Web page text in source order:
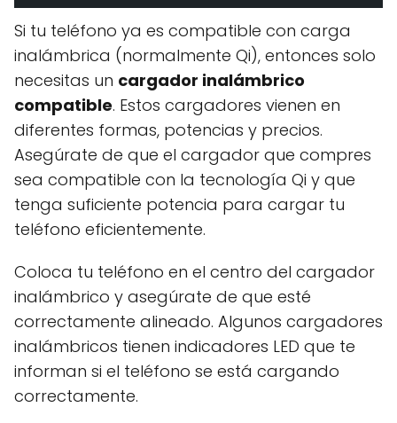
Si tu teléfono ya es compatible con carga
inalámbrica (normalmente Qi), entonces solo
necesitas un cargador inalámbrico
compatible. Estos cargadores vienen en
diferentes formas, potencias y precios.
Asegúrate de que el cargador que compres
sea compatible con la tecnología Qi y que
tenga suficiente potencia para cargar tu
teléfono eficientemente.
Coloca tu teléfono en el centro del cargador
inalámbrico y asegúrate de que esté
correctamente alineado. Algunos cargadores
inalámbricos tienen indicadores LED que te
informan si el teléfono se está cargando
correctamente.